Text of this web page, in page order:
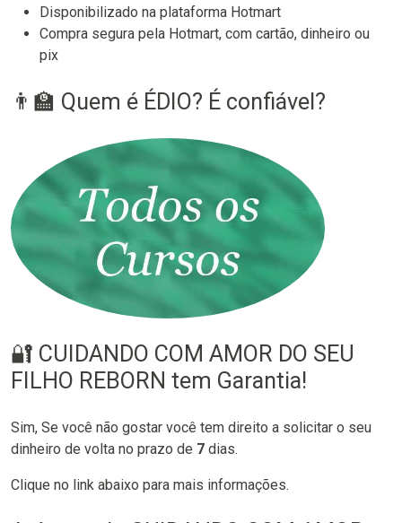
Disponibilizado na plataforma Hotmart
Compra segura pela Hotmart, com cartão, dinheiro ou
pix
👨‍🏫 Quem é ÉDIO? É confiável?
🔐 CUIDANDO COM AMOR DO SEU
FILHO REBORN tem Garantia!
Sim, Se você não gostar você tem direito a solicitar o seu
dinheiro de volta no prazo de 7 dias.
Clique no link abaixo para mais informações.